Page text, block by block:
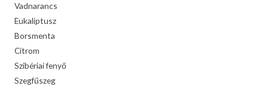
Vadnarancs
Eukaliptusz
Borsmenta
Citrom
Szibériai fenyő
Szegfűszeg